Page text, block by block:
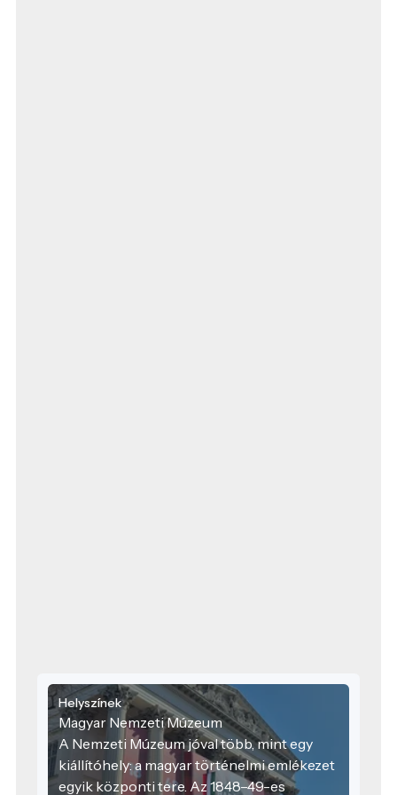
Helyszínek
Magyar Nemzeti Múzeum
A Nemzeti Múzeum jóval több, mint egy
kiállítóhely: a magyar történelmi emlékezet
egyik központi tere. Az 1848–49-es